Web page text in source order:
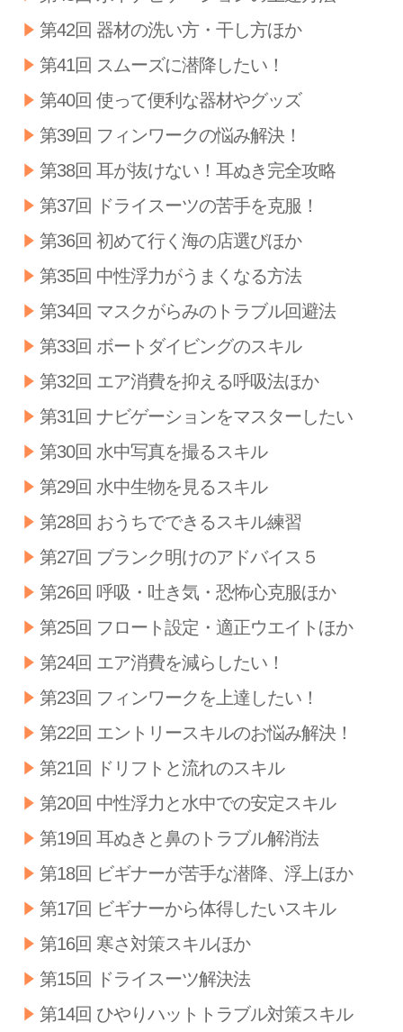
第42回 器材の洗い方・干し方ほか
第41回 スムーズに潜降したい！
第40回 使って便利な器材やグッズ
第39回 フィンワークの悩み解決！
第38回 耳が抜けない！耳ぬき完全攻略
第37回 ドライスーツの苦手を克服！
第36回 初めて行く海の店選びほか
第35回 中性浮力がうまくなる方法
第34回 マスクがらみのトラブル回避法
第33回 ボートダイビングのスキル
第32回 エア消費を抑える呼吸法ほか
第31回 ナビゲーションをマスターしたい
第30回 水中写真を撮るスキル
第29回 水中生物を見るスキル
第28回 おうちでできるスキル練習
第27回 ブランク明けのアドバイス５
第26回 呼吸・吐き気・恐怖心克服ほか
第25回 フロート設定・適正ウエイトほか
第24回 エア消費を減らしたい！
第23回 フィンワークを上達したい！
第22回 エントリースキルのお悩み解決！
第21回 ドリフトと流れのスキル
第20回 中性浮力と水中での安定スキル
第19回 耳ぬきと鼻のトラブル解消法
第18回 ビギナーが苦手な潜降、浮上ほか
第17回 ビギナーから体得したいスキル
第16回 寒さ対策スキルほか
第15回 ドライスーツ解決法
第14回 ひやりハットトラブル対策スキル